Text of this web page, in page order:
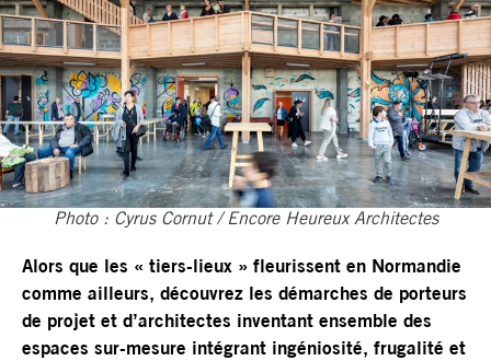
Photo : Cyrus Cornut / Encore Heureux Architectes
Alors que les « tiers-lieux » fleurissent en Normandie
comme ailleurs, découvrez les démarches de porteurs
de projet et d’architectes inventant ensemble des
espaces sur-mesure intégrant ingéniosité, frugalité et